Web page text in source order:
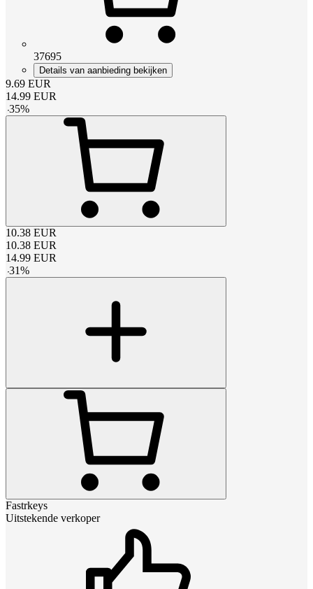
37695
Details van aanbieding bekijken
9.69 EUR
14.99 EUR
-35%
10.38 EUR
10.38 EUR
14.99 EUR
-31%
Fastrkeys
Uitstekende verkoper